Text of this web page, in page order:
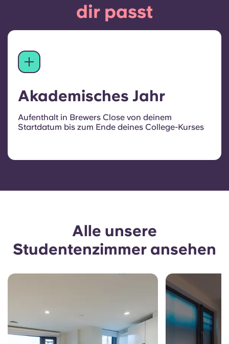
dir passt
Akademisches Jahr
Aufenthalt in Brewers Close von deinem
Startdatum bis zum Ende deines College-Kurses
Alle unsere
Studentenzimmer ansehen